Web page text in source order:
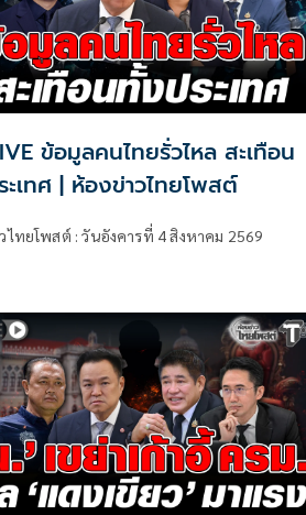
ข้อมูลคนไทยรั่วไหล สะเทือน
เทศ | ห้องข่าวไทยโพสต์
ไทยโพสต์ : วันอังคารที่ 4 สิงหาคม 2569